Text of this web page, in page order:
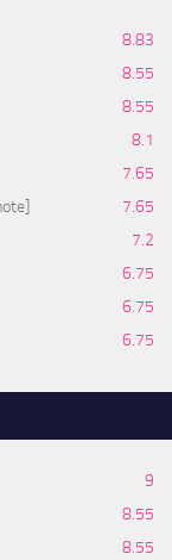
8.83
8.55
8.55
8.1
7.65
7.65
7.2
6.75
6.75
6.75
9
8.55
8.55